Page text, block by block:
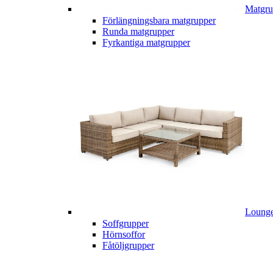
Förlängningsbara matgrupper
Runda matgrupper
Fyrkantiga matgrupper
Soffgrupper
Hörnsoffor
Fåtöljgrupper